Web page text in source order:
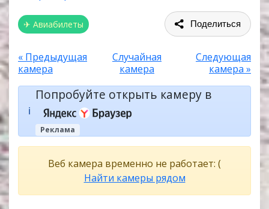
✈ Авиабилеты Поделиться
« Предыдущая
камера
Случайная
камера
Следующая
камера »
ℹ️
Попробуйте открыть камеру в
Реклама
Веб камера временно не работает: (
Найти камеры рядом